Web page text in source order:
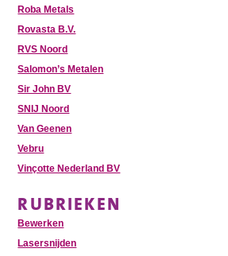
Roba Metals
Rovasta B.V.
RVS Noord
Salomon’s Metalen
Sir John BV
SNIJ Noord
Van Geenen
Vebru
Vinçotte Nederland BV
RUBRIEKEN
Bewerken
Lasersnijden